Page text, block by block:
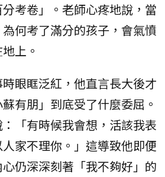
考卷」。老師心疼地說，當
何考了滿分的孩子，會氣憤
上。
眼眶泛紅，他直言長大後才
有朋」到底受了什麼委屈。
「有時候我會想，活該我表
家不理你。」這導致他即便
仍深深刻著「我不夠好」的